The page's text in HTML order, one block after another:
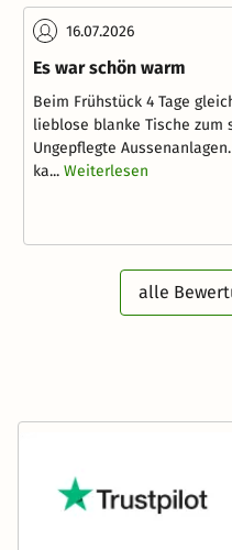
16.07.2026
Es war schön warm
Beim Frühstück 4 Tage
lieblose blanke Tische zum
Ungepflegte
ka... Weiterlesen
alle